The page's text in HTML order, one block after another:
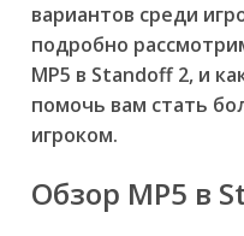
вариантов среди
подробно
MP5 в Standoff 2, и
помочь вам стать
игроком.
Обзор MP5 в